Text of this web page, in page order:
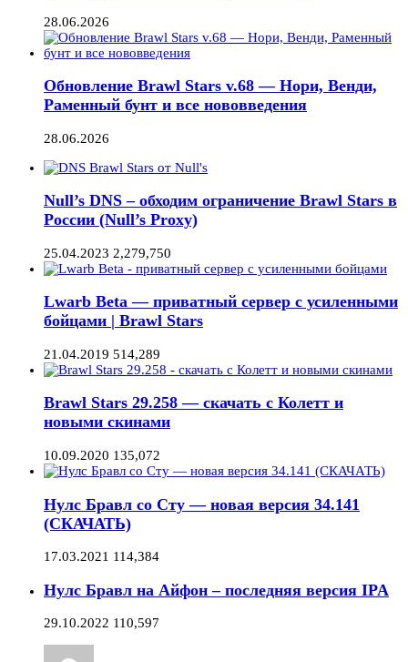
28.06.2026
Обновление Brawl Stars v.68 — Нори, Венди,
Раменный бунт и все нововведения
28.06.2026
Null’s DNS – обходим ограничение Brawl Stars в
России (Null’s Proxy)
25.04.2023 2,279,750
Lwarb Beta — приватный сервер с усиленными
бойцами | Brawl Stars
21.04.2019 514,289
Brawl Stars 29.258 — скачать с Колетт и
новыми скинами
10.09.2020 135,072
Нулс Бравл со Сту — новая версия 34.141
(СКАЧАТЬ)
17.03.2021 114,384
Нулс Бравл на Айфон – последняя версия IPA
29.10.2022 110,597